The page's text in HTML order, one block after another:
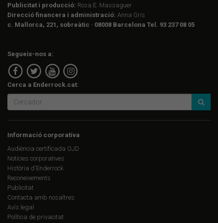
Publicitat i producció: Rosa E. Massaguer
Direcció financera i administració: Anna Gris
c. Mallorca, 221, sobreàtic · 08008 Barcelona Tel. 93 237 08 05
Segueix-nos a:
Cerca a Enderrock.cat:
Informació corporativa
Audiència certificada OJD
Notícies corporatives
Història d'Enderrock
Reconeixements
Publicitat
Contacta amb nosaltres
Avís legal
Política de privacitat